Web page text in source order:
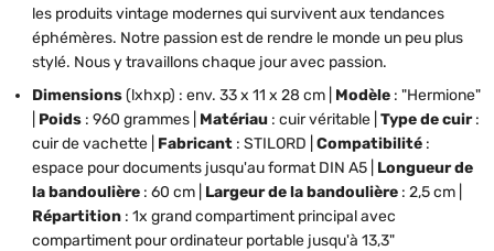
les produits vintage modernes qui survivent aux tendances
éphémères. Notre passion est de rendre le monde un peu plus
stylé. Nous y travaillons chaque jour avec passion.
Dimensions(lxhxp) : env. 33 x 11 x 28 cm | Modèle : "Hermione"
Poids : 960 grammes | Matériau : cuir véritable | Type de cuir:
cuir de vachette | Fabricant : STILORD | Compatibilité :
espace pour documents jusqu'au format DIN A5 | Longueur de
la bandoulière : 60 cm | Largeur de la bandoulière : 2,5 cm |
Répartition : 1x grand compartiment principal avec
compartiment pour ordinateur portable jusqu'à 13,3"